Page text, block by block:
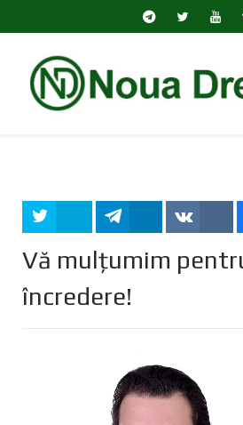
Vă mulțumim
încredere!